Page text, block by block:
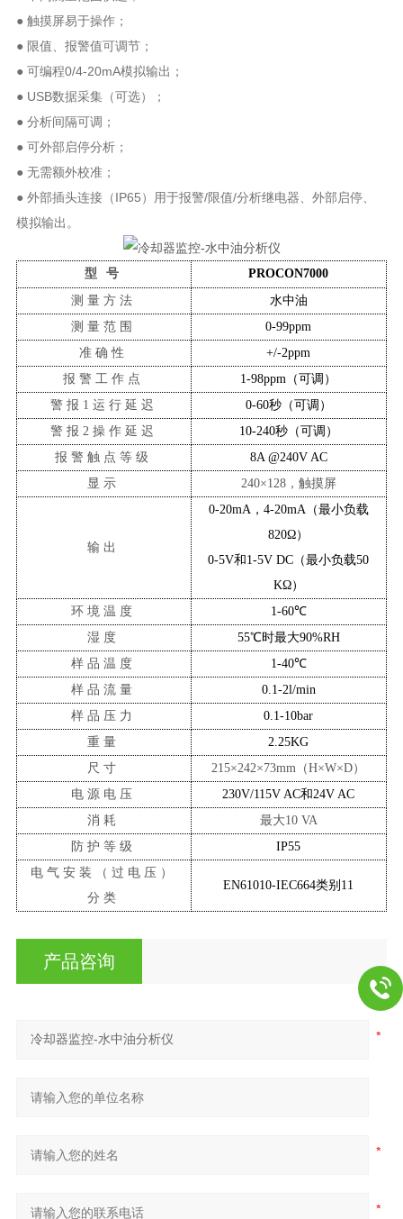
● 触摸屏易于操作；
● 限值、报警值可调节；
● 可编程0/4-20mA模拟输出；
● USB数据采集（可选）；
● 分析间隔可调；
● 可外部启停分析；
● 无需额外校准；
● 外部插头连接（IP65）用于报警/限值/分析继电器、外部启停、
模拟输出。
型 号
PROCON7000
测量方法
水中油
测量范围
0-99ppm
准确性
+/-2ppm
报警工作点
1-98ppm（可调）
警报 1运行延迟
0-60秒（可调）
警报 2操作延迟
10-240秒（可调）
报警触点等级
8A @240V AC
显示
240×128，触摸屏
输出
0-20mA，4-20mA（最小负载
820Ω）
0-5V和1-5V DC（最小负载50
KΩ）
环境温度
1-60℃
湿度
55℃时最大90%RH
样品温度
1-40℃
样品流量
0.1-2l/min
样品压力
0.1-10bar
重量
2.25KG
尺寸
215×242×73mm （H×W×D）
电源电压
230V/115V AC和24V AC
消耗
最大10 VA
防护等级
IP55
电气安装（过电压）
分类
EN61010-IEC664类别11
产品咨询